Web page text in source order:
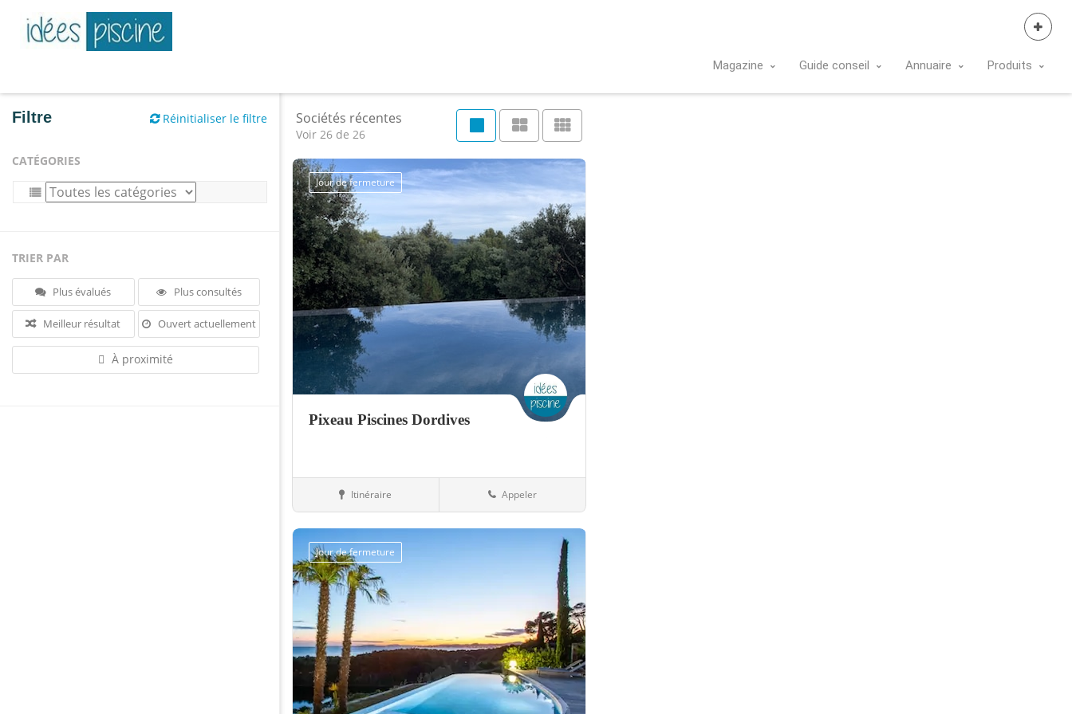
Magazine Guide conseil Annuaire Produits
Filtre Réinitialiser le filtre
CATÉGORIES
TRIER PAR
Plus évalués Plus consultés
Meilleur résultat Ouvert actuellement
À proximité
Sociétés récentes
Voir 26 de 26
Jour de fermeture
Sauvegarder
Pixeau Piscines Dordives
Boutiques 45-Loiret
Itinéraire Appeler
Jour de fermeture